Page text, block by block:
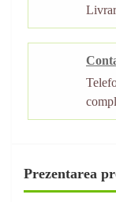
Prezentarea